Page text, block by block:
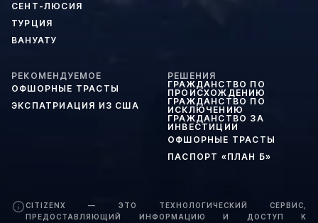
СЕНТ-ЛЮСИЯ
ТУРЦИЯ
ВАНУАТУ
РЕКОМЕНДУЕМОЕ
ОФШОРНЫЕ ТРАСТЫ
ЭКСПАТРИАЦИЯ ИЗ США
РЕШЕНИЯ
ГРАЖДАНСТВО ПО
ПРОИСХОЖДЕНИЮ
ГРАЖДАНСТВО ПО
ИСКЛЮЧЕНИЮ
ГРАЖДАНСТВО ЗА
ИНВЕСТИЦИИ
ОФШОРНЫЕ ТРАСТЫ
ПАСПОРТ «ПЛАН Б»
CITIZENX — ЭТО ТЕХНОЛОГИЧЕСКИЙ СЕРВИС,
ПРЕДОСТАВЛЯЮЩИЙ ИНФОРМАЦИЮ И ДОСТУП К